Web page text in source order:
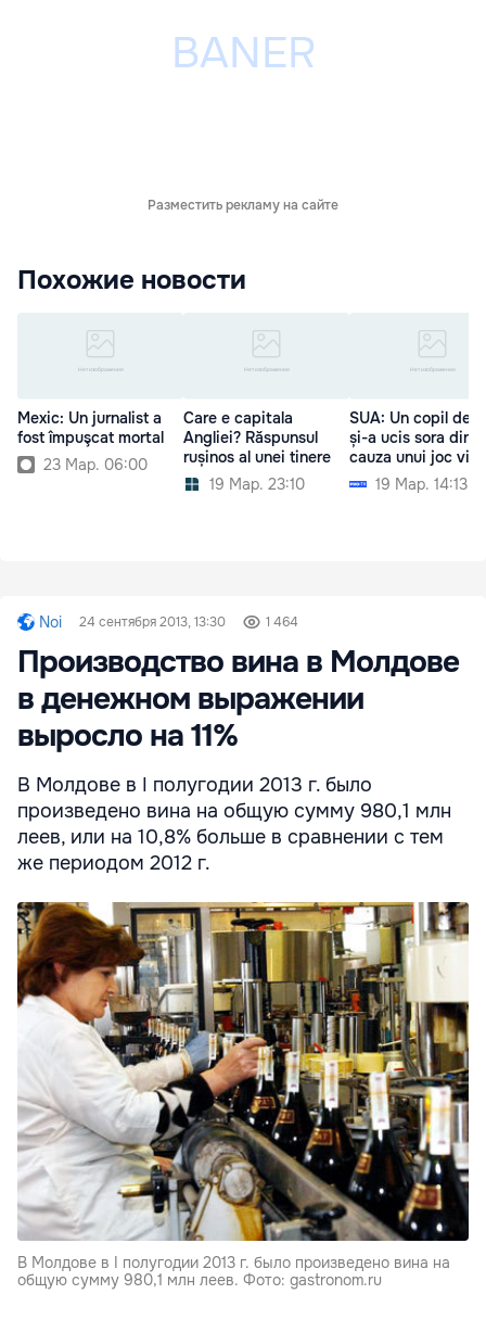
Разместить рекламу на сайте
Похожие новости
Mexic: Un jurnalist a
fost împuşcat mortal
23 Мар. 06:00
Care e capitala
Angliei? Răspunsul
rușinos al unei tinere
19 Мар. 23:10
SUA: Un copil de
și-a ucis sora din
cauza unui joc
19 Мар. 14:13
Noi 24 сентября 2013, 13:30 1 464
Производство вина в Молдове
в денежном выражении
выросло на 11%
В Молдове в I полугодии 2013 г. было
произведено вина на общую сумму 980,1 млн
леев, или на 10,8% больше в сравнении с тем
же периодом 2012 г.
В Молдове в I полугодии 2013 г. было произведено вина на
общую сумму 980,1 млн леев. Фото: gastronom.ru